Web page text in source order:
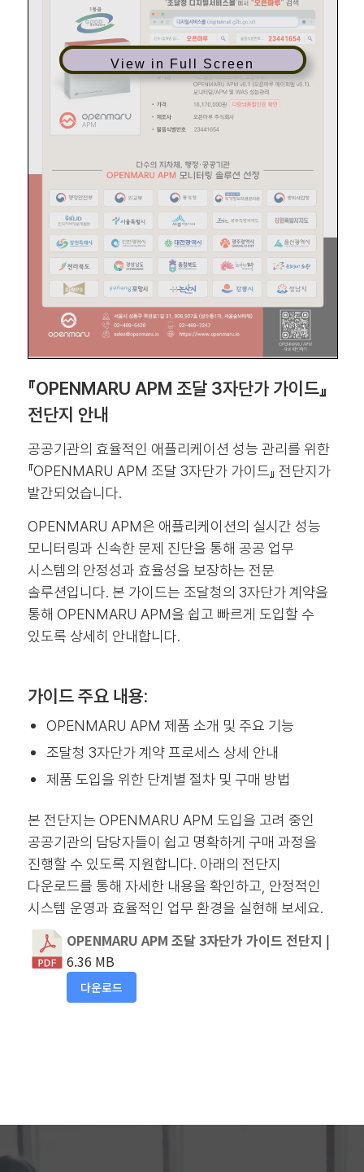
View in Full Screen
『OPENMARU APM 조달 3자단가 가이드』
전단지 안내
공공기관의 효율적인 애플리케이션 성능 관리를 위한
『OPENMARU APM 조달 3자단가 가이드』 전단지가
발간되었습니다.
OPENMARU APM은 애플리케이션의 실시간 성능
모니터링과 신속한 문제 진단을 통해 공공 업무
시스템의 안정성과 효율성을 보장하는 전문
솔루션입니다. 본 가이드는 조달청의 3자단가 계약을
통해 OPENMARU APM을 쉽고 빠르게 도입할 수
있도록 상세히 안내합니다.
가이드 주요 내용:
OPENMARU APM 제품 소개 및 주요 기능
조달청 3자단가 계약 프로세스 상세 안내
제품 도입을 위한 단계별 절차 및 구매 방법
본 전단지는 OPENMARU APM 도입을 고려 중인
공공기관의 담당자들이 쉽고 명확하게 구매 과정을
진행할 수 있도록 지원합니다. 아래의 전단지
다운로드를 통해 자세한 내용을 확인하고, 안정적인
시스템 운영과 효율적인 업무 환경을 실현해 보세요.
OPENMARU APM 조달 3자단가 가이드 전단지 |
6.36 MB
다운로드